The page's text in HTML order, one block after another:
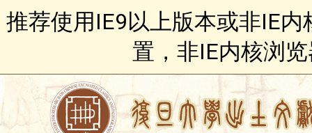
推荐使用IE9以上版本或非IE
置，非IE内核浏